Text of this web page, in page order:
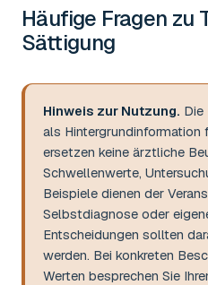
Häufige Fragen zu
Sättigung
Hinweis zur Nutzung. Die
als Hintergrundinformation
ersetzen keine ärztliche
Schwellenwerte,
Beispiele dienen der
Selbstdiagnose oder
Entscheidungen sollten
werden. Bei konkreten
Werten besprechen Sie